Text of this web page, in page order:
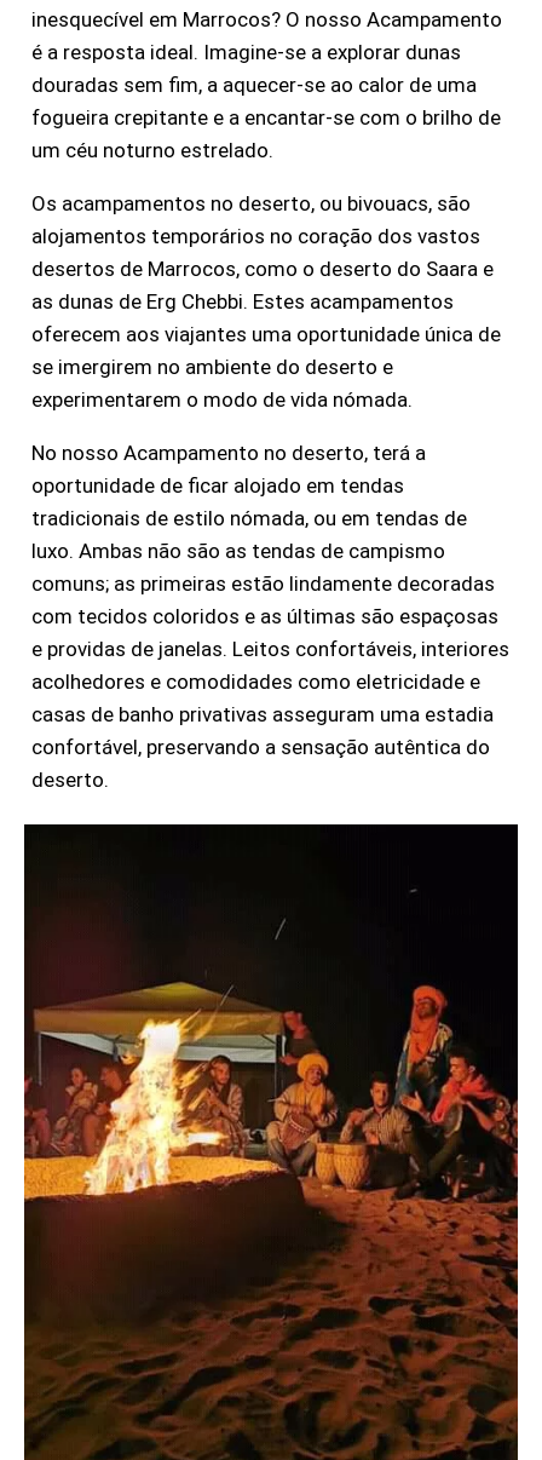
inesquecível em Marrocos? O nosso Acampamento
é a resposta ideal. Imagine-se a explorar dunas
douradas sem fim, a aquecer-se ao calor de uma
fogueira crepitante e a encantar-se com o brilho de
um céu noturno estrelado.
Os acampamentos no deserto, ou bivouacs, são
alojamentos temporários no coração dos vastos
desertos de Marrocos, como o deserto do Saara e
as dunas de Erg Chebbi. Estes acampamentos
oferecem aos viajantes uma oportunidade única de
se imergirem no ambiente do deserto e
experimentarem o modo de vida nómada.
No nosso Acampamento no deserto, terá a
oportunidade de ficar alojado em tendas
tradicionais de estilo nómada, ou em tendas de
luxo. Ambas não são as tendas de campismo
comuns; as primeiras estão lindamente decoradas
com tecidos coloridos e as últimas são espaçosas
e providas de janelas. Leitos confortáveis, interiores
acolhedores e comodidades como eletricidade e
casas de banho privativas asseguram uma estadia
confortável, preservando a sensação autêntica do
deserto.